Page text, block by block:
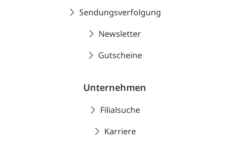
Sendungsverfolgung
Newsletter
Gutscheine
Unternehmen
Filialsuche
Karriere